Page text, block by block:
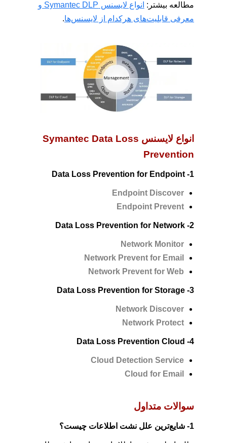
مطالعه بیشتر:
انواع لایسنس Symantec DLP و
معرفی قابلیت‌های هرکدام از لایسنس‌ها.
انواع لایسنس‌ Symantec Data Loss
Prevention
1- Data Loss Prevention for Endpoint
Endpoint Discover
Endpoint Prevent
2- Data Loss Prevention for Network
Network Monitor
Network Prevent for Email
Network Prevent for Web
3- Data Loss Prevention for Storage
Network Discover
Network Protect
4- Data Loss Prevention Cloud
Cloud Detection Service
Cloud for Email
سوالات متداول
1- شایع‌ترین علل نشت اطلاعات چیست؟